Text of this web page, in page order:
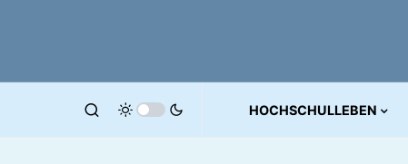
HOCHSCHULLEBEN